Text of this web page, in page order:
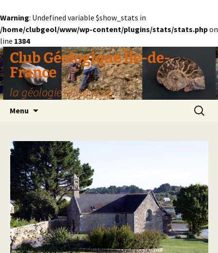
Warning: Undefined variable $show_stats in
/home/clubgeol/www/wp-content/plugins/stats/stats.phpon
line 1384
Aller
au
contenu
Club Géologique Île-de-
France
la géologie entre amis
Menu